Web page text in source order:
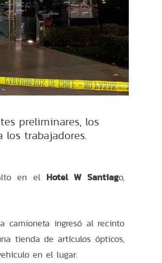
preliminares, los
los trabajadores.
en el Hotel W Santiago,
camioneta ingresó al recinto
tienda de artículos ópticos,
en el lugar.